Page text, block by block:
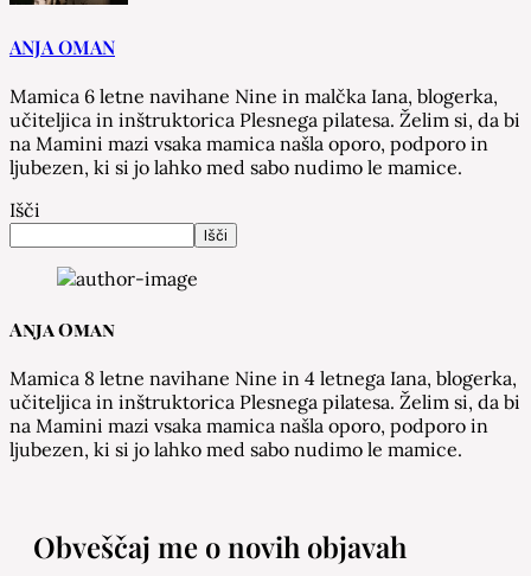
ANJA OMAN
Mamica 6 letne navihane Nine in malčka Iana, blogerka,
učiteljica in inštruktorica Plesnega pilatesa. Želim si, da bi
na Mamini mazi vsaka mamica našla oporo, podporo in
ljubezen, ki si jo lahko med sabo nudimo le mamice.
Išči
Išči
Anja Oman
Mamica 8 letne navihane Nine in 4 letnega Iana, blogerka,
učiteljica in inštruktorica Plesnega pilatesa. Želim si, da bi
na Mamini mazi vsaka mamica našla oporo, podporo in
ljubezen, ki si jo lahko med sabo nudimo le mamice.
Obveščaj me o novih objavah